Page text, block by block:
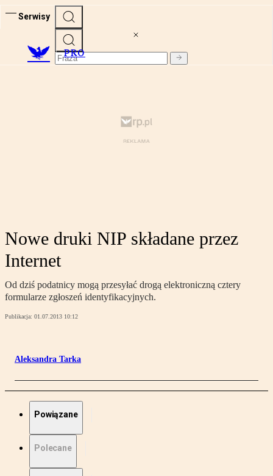
Serwisy
PRO
Nowe druki NIP składane przez
Internet
Od dziś podatnicy mogą przesyłać drogą elektroniczną cztery
formularze zgłoszeń identyfikacyjnych.
Publikacja: 01.07.2013 10:12
Aleksandra Tarka
Powiązane
Polecane